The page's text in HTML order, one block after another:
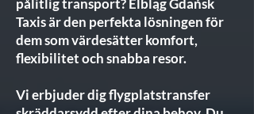
pålitlig transport? Elbląg Gdańsk
Taxis är den perfekta lösningen för
dem som värdesätter komfort,
flexibilitet och snabba resor.
Vi erbjuder dig flygplatstransfer